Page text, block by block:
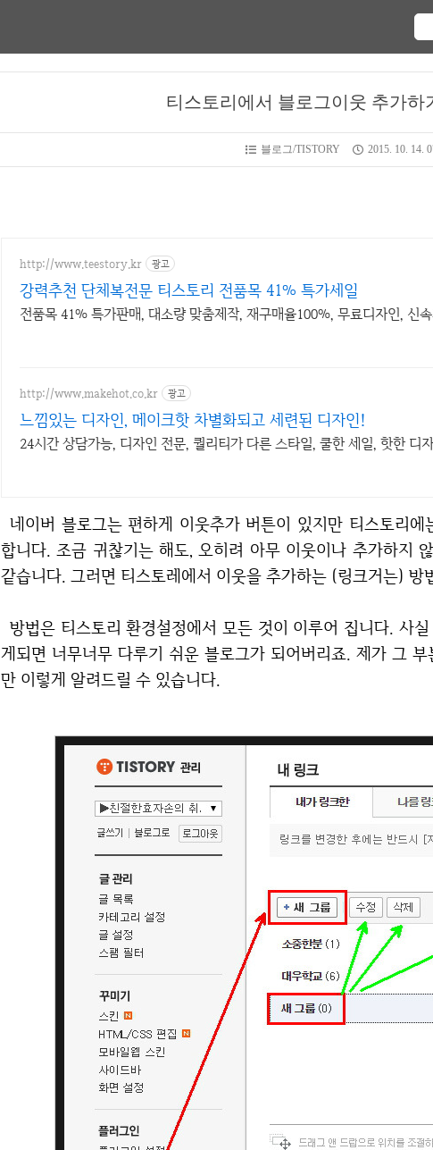
티스토리에서 블로그이웃 추가하
블로그/TISTORY 2015. 10. 14.
http://www.teestory.kr 광고
강력추천 단체복전문 티스토리 전품목 41% 특가세일
전품목 41% 특가판매, 대소량 맞춤제작, 재구매율100%, 무료디자인, 신
http://www.makehot.co.kr 광고
느낌있는 디자인, 메이크핫 차별화되고 세련된 디자인!
24시간 상담가능, 디자인 전문, 퀄리티가 다른 스타일, 쿨한 세일, 핫한 디
네이버 블로그는 편하게 이웃추가 버튼이 있지만 티스토리에는 없습니다. 수동으로 하나하나 해줘야
합니다. 조금 귀찮기는 해도, 오히려 아무 이웃이나 추가하지
같습니다. 그러면 티스토레에서 이웃을 추가하는 (링크거는) 방
방법은 티스토리 환경설정에서 모든 것이 이루어 집니다. 사실 티스토리는 HTML과 CSS만 제대로 알
게되면 너무너무 다루기 쉬운 블로그가 되어버리죠. 제가 그
만 이렇게 알려드릴 수 있습니다.